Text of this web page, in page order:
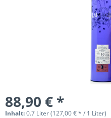
88,90 € *
Inhalt:0.7 Liter (127,00 € * / 1 Liter)